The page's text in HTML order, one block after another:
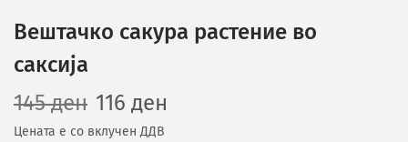
Вештачко сакура растение во
саксија
145ден 116 ден
Цената е со вклучен ДДВ